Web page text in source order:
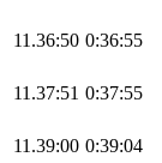
11.36:50 0:36:55
11.37:51 0:37:55
11.39:00 0:39:04